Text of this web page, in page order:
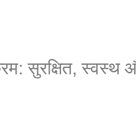
सुरक्षित, स्वस्थ